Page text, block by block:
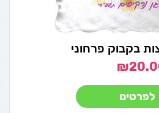
בקבוק פרחוני
₪
לפרטים